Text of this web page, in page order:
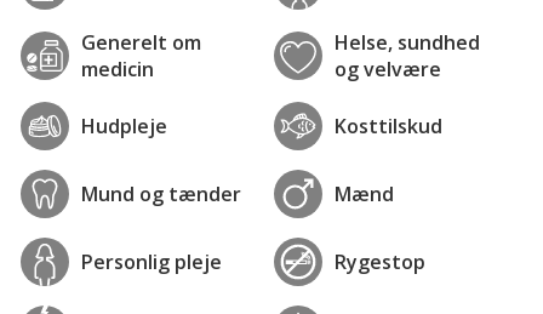
Generelt om
medicin
Helse, sundhed
og velvære
Hudpleje Kosttilskud
Mund og tænder Mænd
Personlig pleje Rygestop